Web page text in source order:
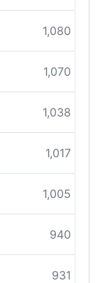
1,080 pts
1,070 pts
1,038 pts
1,017 pts
1,005 pts
940 pts
931 pts